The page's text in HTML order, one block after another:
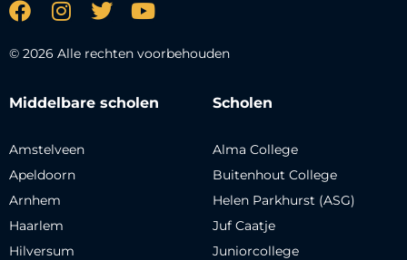
© 2026 Alle rechten voorbehouden
Middelbare scholen
Amstelveen
Apeldoorn
Arnhem
Haarlem
Hilversum
Scholen
Alma College
Buitenhout College
Helen Parkhurst (ASG)
Juf Caatje
Juniorcollege